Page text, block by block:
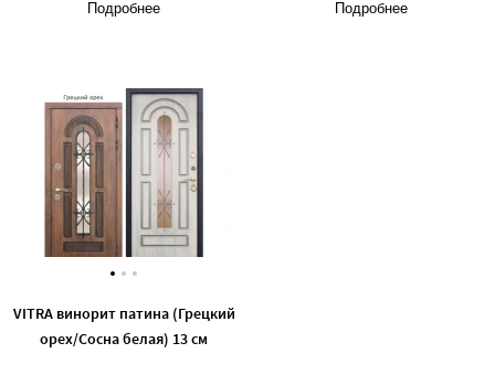
Подробнее Подробнее
VITRA винорит патина (Грецкий
орех/Сосна белая) 13 см